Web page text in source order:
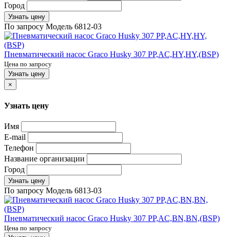
Город
Узнать цену
По запросу Модель 6812-03
Пневматический насос Graco Husky 307 PP,AC,HY,HY,(BSP)
Цена по запросу
Узнать цену
×
Узнать цену
Имя
E-mail
Телефон
Название организации
Город
Узнать цену
По запросу Модель 6813-03
Пневматический насос Graco Husky 307 PP,AC,BN,BN,(BSP)
Цена по запросу